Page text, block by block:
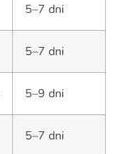
5–7 dni
5–7 dni
5–9 dni
5–7 dni